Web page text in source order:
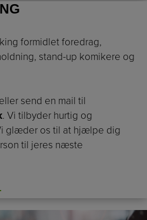
formidlet foredrag,
stand-up komikere og
eller send en mail til
. Vi tilbyder hurtig og
glæder os til at hjælpe dig
til jeres næste